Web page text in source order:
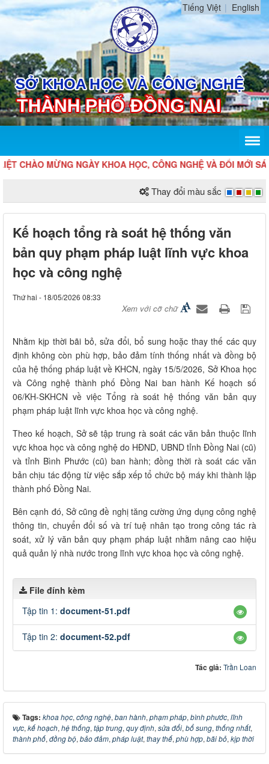
Tiếng Việt English
CHÀO MỪNG NGÀY KHOA HỌC, CÔNG NGHỆ VÀ ĐỔI MỚI
Thay đổi màu sắc
Kế hoạch tổng rà soát hệ thống văn
bản quy phạm pháp luật lĩnh vực khoa
học và công nghệ
Thứ hai - 18/05/2026 08:33
Xem với cỡ chữ
Nhằm kịp thời bãi bỏ, sửa đổi, bổ sung hoặc thay thế các quy
định không còn phù hợp, bảo đảm tính thống nhất và đồng bộ
của hệ thống pháp luật về KHCN, ngày 15/5/2026, Sở Khoa học
và Công nghệ thành phố Đồng Nai ban hành Kế hoạch số
06/KH-SKHCN về việc Tổng rà soát hệ thống văn bản quy
phạm pháp luật lĩnh vực khoa học và công nghệ.
Theo kế hoạch, Sở sẽ tập trung rà soát các văn bản thuộc lĩnh
vực khoa học và công nghệ do HĐND, UBND tỉnh Đồng Nai (cũ)
và tỉnh Bình Phước (cũ) ban hành; đồng thời rà soát các văn
bản chịu tác động từ việc sắp xếp tổ chức bộ máy khi thành lập
thành phố Đồng Nai.
Bên cạnh đó, Sở cũng đề nghị tăng cường ứng dụng công nghệ
thông tin, chuyển đổi số và trí tuệ nhân tạo trong công tác rà
soát, xử lý văn bản quy phạm pháp luật nhằm nâng cao hiệu
quả quản lý nhà nước trong lĩnh vực khoa học và công nghệ.
File đính kèm
Tập tin 1: document-51.pdf
Tập tin 2: document-52.pdf
Tác giả: Trần Loan
Tags: khoa học, công nghệ, ban hành, phạm pháp, bình phước, lĩnh
vực, kế hoạch, hệ thống, tập trung, quy định, sửa đổi, bổ sung, thống nhất,
thành phố, đồng bộ, bảo đảm, pháp luật, thay thế, phù hợp, bãi bỏ, kịp thời